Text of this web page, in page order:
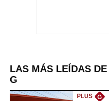
LAS MÁS LEÍDAS
G
PLUS G